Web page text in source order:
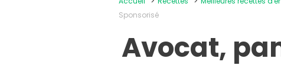
Sponsorisé
Avocat,